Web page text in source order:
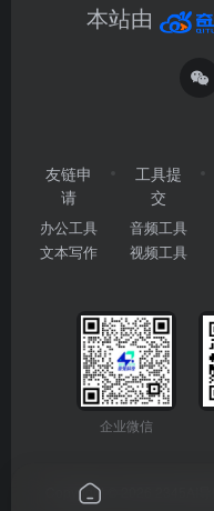
本站由
友链申
请
办公工具
文本写作
工具提
交
音频工具
视频工具
企业微信
Copyright © 2026